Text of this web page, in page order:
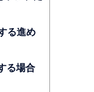
る進め
る場合